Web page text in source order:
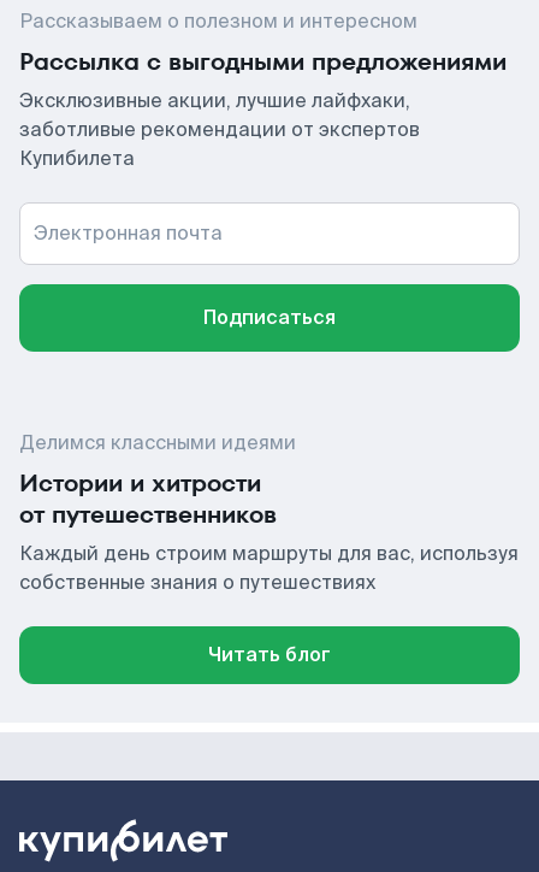
Рассказываем о полезном и интересном
Рассылка с выгодными предложениями
Эксклюзивные акции, лучшие лайфхаки,
заботливые рекомендации от экспертов
Купибилета
Электронная почта
Подписаться
Делимся классными идеями
Истории и хитрости
от путешественников
Каждый день строим маршруты для вас, используя
собственные знания о путешествиях
Читать блог